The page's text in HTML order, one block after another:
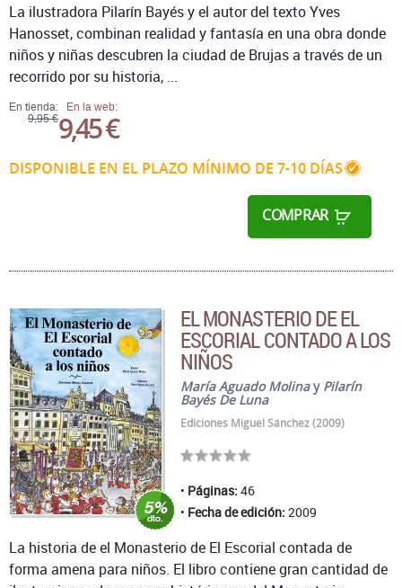
En tienda:
9,95 €
En la web:
9,45 €
DISPONIBLE EN EL PLAZO MÍNIMO DE 7-10 DÍAS
COMPRAR
La ilustradora Pilarín Bayés y el autor del texto Yves
Hanosset, combinan realidad y fantasía en una obra donde
niños y niñas descubren la ciudad de Brujas a través de un
recorrido por su historia, ...
EL MONASTERIO DE EL
ESCORIAL CONTADO A LOS
NIÑOS
María Aguado Molinay Pilarín
Bayés De Luna
Ediciones Miguel Sánchez (2009)
Páginas: 46
Fecha de edición: 2009
La historia de el Monasterio de El Escorial contada de
forma amena para niños. El libro contiene gran cantidad de